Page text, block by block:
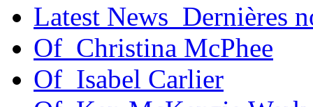
Latest News_Dernières
Of_Christina McPhee
Of_Isabel Carlier